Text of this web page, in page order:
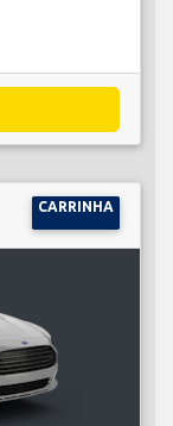
CARRINHA